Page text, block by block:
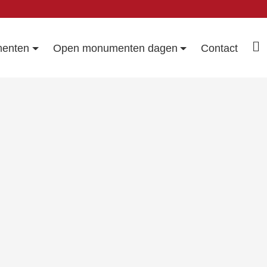
Open monumenten dagen Contact